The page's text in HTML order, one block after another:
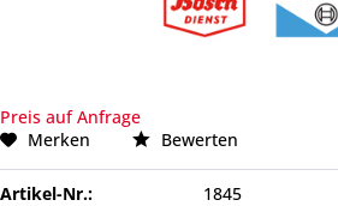
Preis auf Anfrage
Merken
Bewerten
Artikel-Nr.:
1845